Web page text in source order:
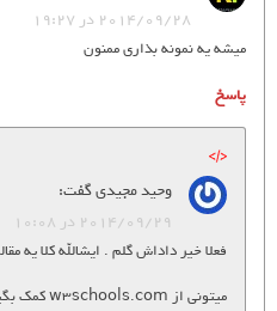
2014/09/28 در 19:27
میشه یه نمونه بذاری ممنون
پاسخ
وحید مجیدیگفت:
2014/09/29 در 10:08
فعلا خیر داداش گلم . ایشالله کلا یه
میتونی از w3schools.com کمک بگیری